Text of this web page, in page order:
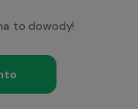
to dowody!